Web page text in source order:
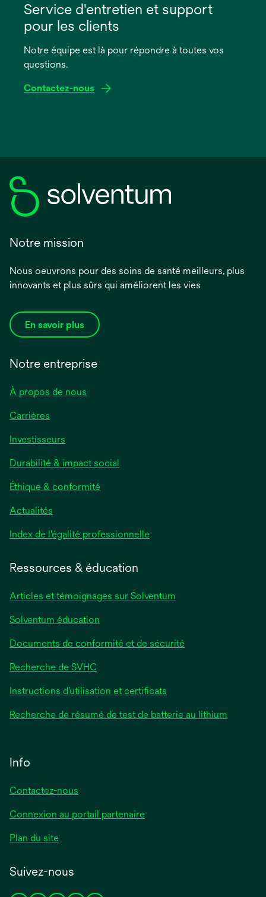
dans
nouvel
onglet
Service d'entretien et support
pour les clients
Notre équipe est là pour répondre à toutes vos
questions.
Contactez-nous
Notre mission
Nous oeuvrons pour des soins de santé meilleurs, plus
innovants et plus sûrs qui améliorent les vies
En savoir plus
Notre entreprise
À propos de nous
Carrières
Investisseurs
Durabilité & impact social
Éthique & conformité
Actualités
Index de l'égalité professionnelles’ouvre
onglet
Ressources & éducation
Articles et témoignages sur Solventum
Solventum éducation
Documents de conformité et de sécurité
Recherche de SVHC
Instructions d’utilisation et certificats
Recherche de résumé de test de batterie au lithium
Info
Contactez-nous
Connexion au portail partenaire
Plan du site
Suivez-nous